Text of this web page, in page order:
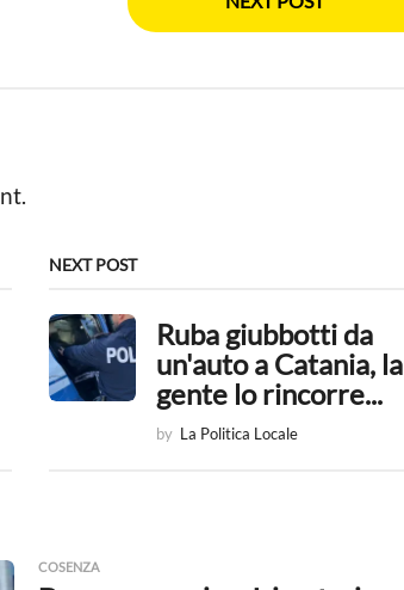
NEXT POST
Ruba giubbotti da
un'auto a Catania, la
gente lo rincorre...
by La Politica Locale
COSENZA